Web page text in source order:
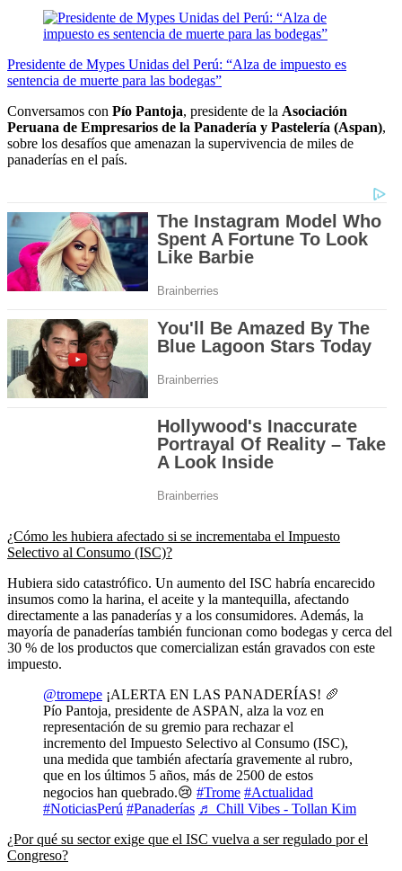
Presidente de Mypes Unidas del Perú: “Alza de impuesto es
sentencia de muerte para las bodegas”
Conversamos con Pío Pantoja, presidente de la Asociación
Peruana de Empresarios de la Panadería y Pastelería (Aspan),
sobre los desafíos que amenazan la supervivencia de miles de
panaderías en el país.
¿Cómo les hubiera afectado si se incrementaba el Impuesto
Selectivo al Consumo (ISC)?
Hubiera sido catastrófico. Un aumento del ISC habría encarecido
insumos como la harina, el aceite y la mantequilla, afectando
directamente a las panaderías y a los consumidores. Además, la
mayoría de panaderías también funcionan como bodegas y cerca del
30 % de los productos que comercializan están gravados con este
impuesto.
@tromepe ¡ALERTA EN LAS PANADERÍAS! 🥖
Pío Pantoja, presidente de ASPAN, alza la voz en
representación de su gremio para rechazar el
incremento del Impuesto Selectivo al Consumo (ISC),
una medida que también afectaría gravemente al rubro,
que en los últimos 5 años, más de 2500 de estos
negocios han quebrado.😢 #Trome #Actualidad
#NoticiasPerú #Panaderías ♬ Chill Vibes - Tollan Kim
¿Por qué su sector exige que el ISC vuelva a ser regulado por el
Congreso?